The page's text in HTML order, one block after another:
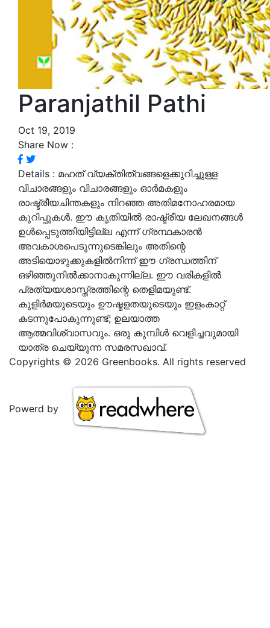
Paranjathil Pathi
Oct 19, 2019
Share Now :
Details : മഹത് വ്യക്തിത്വങ്ങളെക്കുറിച്ചുള്ള
വിചാരങ്ങളും വിചാരങ്ങളും ഓർമകളും
രാഷ്ട്രീയചിന്തകളും നിറഞ്ഞ അതിമനോഹരമായ
കുറിപ്പുകൾ. ഈ കൃതിയിൽ രാഷ്ട്രീയ ലേഖനങ്ങൾ
ഉൾപ്പെടുത്തിയിട്ടില്ല എന്ന് ഗ്രന്ഥകാരൻ
അവകാശപെടുന്നുടെങ്കിലും അതിന്റെ
അടിയൊഴുക്കുകളിൽനിന്ന് ഈ ഗ്രന്ധത്തിന്
ഒഴിഞ്ഞുനിൽക്കാനാകുന്നില്ല. ഈ വരികളിൽ
പ്രത്യയശാസ്ത്രത്തിന്റെ തെളിമയുണ്ട്.
കുളിർമയുടെയും ഊഷ്മളതയുടെയും ഇളംകാറ്റ്
കടന്നുപോകുന്നുണ്ട്; ഉലയാത്ത
ആത്മവിശ്വാസവും. ഒരു കുമ്പിൾ വെളിച്ചവുമായി
യാത്ര ചെയ്യുന്ന സമരസഖാവ്.
Copyrights © 2026 Greenbooks. All rights reserved
Powerd by